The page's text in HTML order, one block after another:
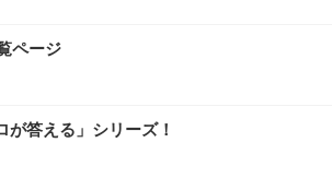
ページ
が答える」シリーズ！